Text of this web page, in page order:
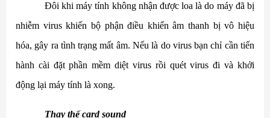
Đôi khi máy tính không nhận được loa là do máy đã bị
nhiễm virus khiến bộ phận điều khiển âm thanh bị vô hiệu
hóa, gây ra tình trạng mất âm. Nếu là do virus bạn chỉ cần tiến
hành cài đặt phần mềm diệt virus rồi quét virus đi và khởi
động lại máy tính là xong.
Thay thế card sound